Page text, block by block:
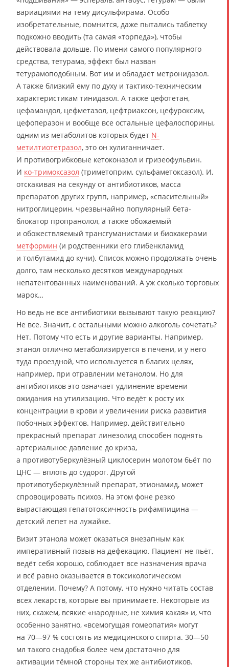
вариациями на тему дисульфирама. Особо
изобретательные, помнится, даже пытались таблетку
подкожно вводить (та самая «торпеда»), чтобы
действовала дольше. По имени самого популярного
средства, тетурама, эффект был назван
тетурамоподобным. Вот им и обладает метронидазол.
А также близкий ему по духу и тактико-техническим
характеристикам тинидазол. А также цефотетан,
цефамандол, цефметазол, цефтриаксон, цефуроксим,
цефоперазон и вообще все остальные цефалоспорины,
одним из метаболитов которых будет N-
метилтиотетразол, это он хулиганничает.
И противогрибковые кетоконазол и гризеофульвин.
И ко-тримоксазол (триметоприм, сульфаметоксазол). И,
отскакивая на секунду от антибиотиков, масса
препаратов других групп, например, «спасительный»
нитроглицерин, чрезвычайно популярный бета-
блокатор пропранолол, а также обожаемый
и обожествляемый трансгуманистами и биохакерами
метформин (и родственники его глибенкламид
и толбутамид до кучи). Список можно продолжать очень
долго, там несколько десятков международных
непатентованных наименований. А уж сколько торговых
марок…
Но ведь не все антибиотики вызывают такую реакцию?
Не все. Значит, с остальными можно алкоголь сочетать?
Нет. Потому что есть и другие варианты. Например,
этанол отлично метаболизируется в печени, и у него
туда проездной, что используется в благих целях,
например, при отравлении метанолом. Но для
антибиотиков это означает удлинение времени
ожидания на утилизацию. Что ведёт к росту их
концентрации в крови и увеличении риска развития
побочных эффектов. Например, действительно
прекрасный препарат линезолид способен поднять
артериальное давление до криза,
а противотуберкулёзный циклосерин молотом бьёт по
ЦНС — вплоть до судорог. Другой
противотуберкулёзный препарат, этионамид, может
спровоцировать психоз. На этом фоне резко
вырастающая гепатотоксичность рифампицина —
детский лепет на лужайке.
Визит этанола может оказаться внезапным как
императивный позыв на дефекацию. Пациент не пьёт,
ведёт себя хорошо, соблюдает все назначения врача
и всё равно оказывается в токсикологическом
отделении. Почему? А потому, что нужно читать состав
всех лекарств, которые вы принимаете. Некоторые из
них, скажем, всякие «народные, не химия какая» и, что
особенно занятно, «всемогущая гомеопатия» могут
на 70—97 % состоять из медицинского спирта. 30—50
мл такого снадобья более чем достаточно для
активации тёмной стороны тех же антибиотиков.